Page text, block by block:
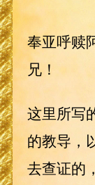
奉亚呼赎
兄！
这里所写
的教导，
去查证的